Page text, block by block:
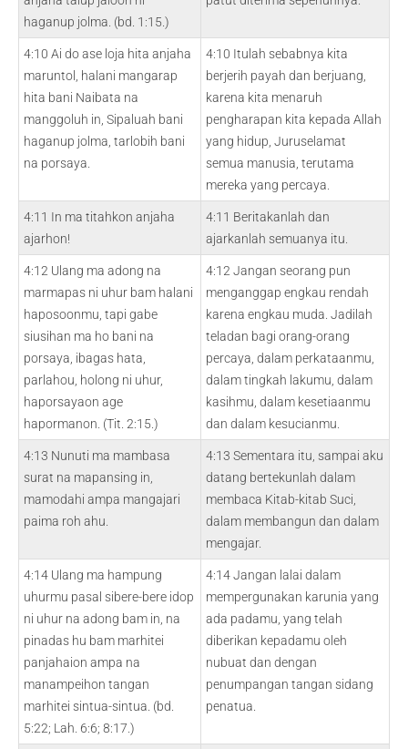
haganup jolma. (bd. 1:15.)
4:10 Ai do ase loja hita anjaha
maruntol, halani mangarap
hita bani Naibata na
manggoluh in, Sipaluah bani
haganup jolma, tarlobih bani
na porsaya.
4:10 Itulah sebabnya kita
berjerih payah dan berjuang,
karena kita menaruh
pengharapan kita kepada Allah
yang hidup, Juruselamat
semua manusia, terutama
mereka yang percaya.
4:11 In ma titahkon anjaha
ajarhon!
4:11 Beritakanlah dan
ajarkanlah semuanya itu.
4:12 Ulang ma adong na
marmapas ni uhur bam halani
haposoonmu, tapi gabe
siusihan ma ho bani na
porsaya, ibagas hata,
parlahou, holong ni uhur,
haporsayaon age
hapormanon. (Tit. 2:15.)
4:12 Jangan seorang pun
menganggap engkau rendah
karena engkau muda. Jadilah
teladan bagi orang-orang
percaya, dalam perkataanmu,
dalam tingkah lakumu, dalam
kasihmu, dalam kesetiaanmu
dan dalam kesucianmu.
4:13 Nunuti ma mambasa
surat na mapansing in,
mamodahi ampa mangajari
paima roh ahu.
4:13 Sementara itu, sampai aku
datang bertekunlah dalam
membaca Kitab-kitab Suci,
dalam membangun dan dalam
mengajar.
4:14 Ulang ma hampung
uhurmu pasal sibere-bere idop
ni uhur na adong bam in, na
pinadas hu bam marhitei
panjahaion ampa na
manampeihon tangan
marhitei sintua-sintua. (bd.
5:22; Lah. 6:6; 8:17.)
4:14 Jangan lalai dalam
mempergunakan karunia yang
ada padamu, yang telah
diberikan kepadamu oleh
nubuat dan dengan
penumpangan tangan sidang
penatua.